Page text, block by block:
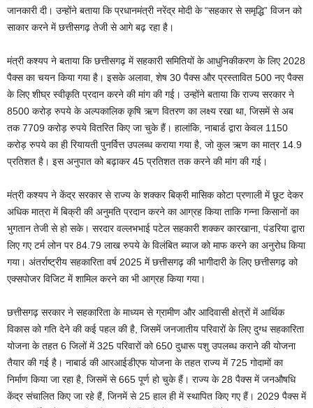
जानकारी दी। उन्होंने बताया कि प्रधानमंत्री नरेंद्र मोदी के “सहकार से समृद्धि” विजन को
साकार करने में छत्तीसगढ़ तेजी से आगे बढ़ रहा है।
मंत्री कश्यप ने बताया कि छत्तीसगढ़ में सहकारी समितियों के आधुनिकीकरण के लिए 2028
पैक्स का चयन किया गया है। इसके अलावा, शेष 30 पैक्स और प्रस्तावित 500 नए पैक्स
के लिए शीघ्र स्वीकृति प्रदान करने की मांग की गई। उन्होंने बताया कि राज्य सरकार ने
8500 करोड़ रुपये के अल्पकालिक कृषि ऋण वितरण का लक्ष्य रखा था, जिसमें से अब
तक 7709 करोड़ रुपये वितरित किए जा चुके हैं। हालांकि, नाबार्ड द्वारा केवल 1150
करोड़ रुपये का ही रियायती पुनर्वित्त उपलब्ध कराया गया है, जो कुल ऋण का मात्र 14.9
प्रतिशत है। इस अनुपात को बढ़ाकर 45 प्रतिशत तक करने की मांग की गई।
मंत्री कश्यप ने केंद्र सरकार से राज्य के शक्कर बिक्री मासिक कोटा प्रणाली में छूट देकर
अधिक मात्रा में बिक्री की अनुमति प्रदान करने का आग्रह किया ताकि गन्ना किसानों का
भुगतान तेजी से हो सके। सरदार वल्लभभाई पटेल सहकारी शक्कर कारखाना, पंडरिया द्वारा
लिए गए टर्म लोन पर 84.79 लाख रुपये के विलंबित ब्याज को माफ करने का अनुरोध किया
गया। अंतर्राष्ट्रीय सहकारिता वर्ष 2025 में छत्तीसगढ़ की भागीदारी के लिए छत्तीसगढ़ को
एक्सपोजर विजिट में शामिल करने का भी आग्रह किया गया।
छत्तीसगढ़ सरकार ने सहकारिता के माध्यम से ग्रामीण और आदिवासी क्षेत्रों में आर्थिक
विकास को गति देने की कई पहल की है, जिसमें जनजातीय परिवारों के लिए दुग्ध सहकारिता
योजना के तहत 6 जिलों में 325 परिवारों को 650 दुधारू पशु उपलब्ध कराने की योजना
तैयार की गई है। नाबार्ड की आरआईडीएफ योजना के तहत राज्य में 725 गोदामों का
निर्माण किया जा रहा है, जिसमें से 665 पूर्ण हो चुके हैं। राज्य के 28 पैक्स में जनऔषधि
केंद्र संचालित किए जा रहे हैं, जिनमें से 25 हाल ही में स्थापित किए गए हैं। 2029 पैक्स में